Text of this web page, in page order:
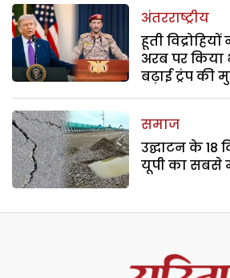
अंतरराष्ट्रीय
हूती
अरब पर
बढ़ाई ट्रंप की
समाज
उद्घाटन के 18
यूपी का सबसे